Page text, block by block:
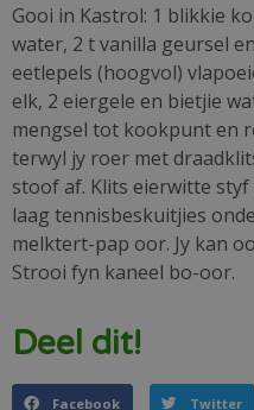
Gooi in Kastrol: 1 blikkie
water, 2 t vanilla geursel
eetlepels (hoogvol)
elk, 2 eiergele en bietjie
mengsel tot kookpunt en
terwyl jy roer met
stoof af. Klits eierwitte
laag tennisbeskuitjies
melktert-pap oor. Jy kan
Strooi fyn kaneel bo-oor.
Deel dit!
Facebook Twitter